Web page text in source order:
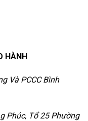
HÀNH
Và PCCC Bình
Phúc, Tổ 25 Phường